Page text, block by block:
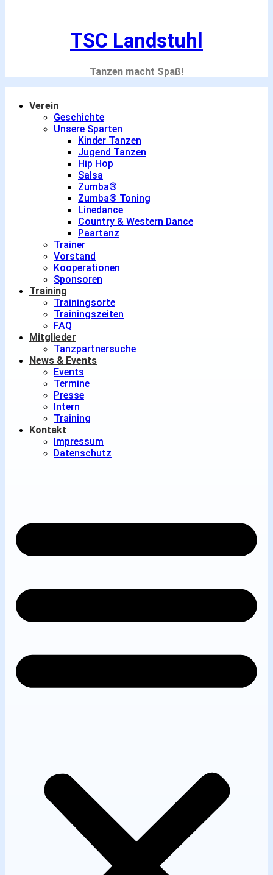
TSC Landstuhl
Tanzen macht Spaß!
Verein
Geschichte
Unsere Sparten
Kinder Tanzen
Jugend Tanzen
Hip Hop
Salsa
Zumba®
Zumba® Toning
Linedance
Country & Western Dance
Paartanz
Trainer
Vorstand
Kooperationen
Sponsoren
Training
Trainingsorte
Trainingszeiten
FAQ
Mitglieder
Tanzpartnersuche
News & Events
Events
Termine
Presse
Intern
Training
Kontakt
Impressum
Datenschutz